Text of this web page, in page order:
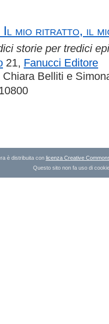
mio ritratto, il
storie per tredici
21, Fanucci Editore
Chiara Belliti e
è distribuita con licenza Creative
Questo sito non fa uso di